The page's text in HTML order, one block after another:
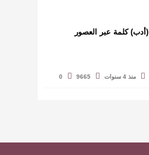
(أدب) كلمة عبر العصور
منذ 4 سنوات 9665
0